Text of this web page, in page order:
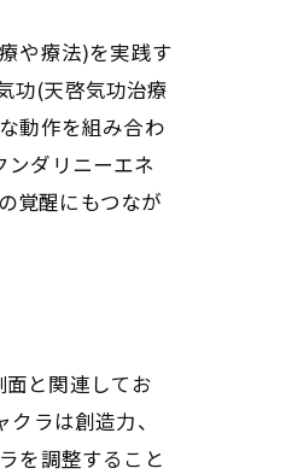
や療法)を実践す
功(天啓気功治療
動作を組み合わ
ダリニーエネ
覚醒にもつなが
と関連してお
ラは創造力、
を調整すること